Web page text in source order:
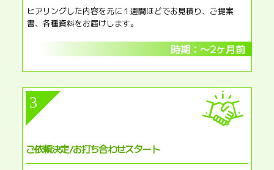
ヒアリングした内容を元に１週間ほどでお見積り、ご提案
書、各種資料をお届けします。
時期：〜2ヶ月前
3
ご依頼決定/お打ち合わせスタート​